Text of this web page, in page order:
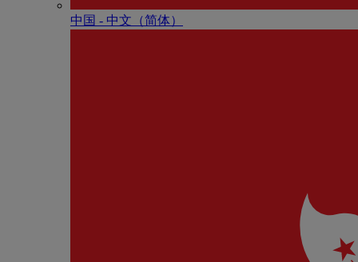
中国 - 中⽂（简体）